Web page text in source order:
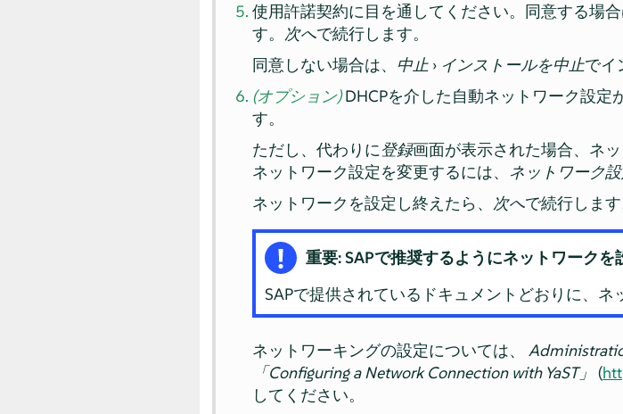
使用許諾契約に目を通してください。同意する場合
す。 次へで続行します。
同意しない場合は、 中止 › インストールを中止でイ
(オプション)DHCPを介した自動ネットワーク設定
す。
ただし、代わりに登録画面が表示された場合、ネ
ネットワーク設定を変更するには、 ネットワーク
ネットワークを設定し終えたら、 次へで続行します
重要: SAPで推奨するようにネットワークを
SAPで提供されているドキュメントどおりに、ネ
ネットワーキングの設定については、
「Configuring a Network Connection with YaST」 (
してください。